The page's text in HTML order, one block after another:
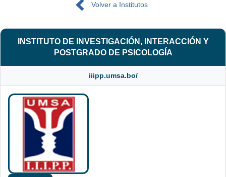
Volver a Institutos
INSTITUTO DE INVESTIGACIÓN, INTERACCIÓN Y
POSTGRADO DE PSICOLOGÍA
iiipp.umsa.bo/